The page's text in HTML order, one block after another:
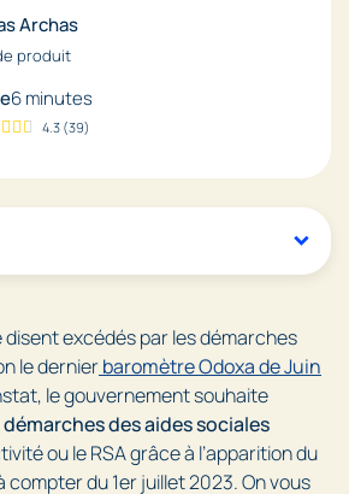
Archas
produit
6 minutes
4.3 (39)
disent excédés par les démarches
le dernierbaromètre Odoxa de Juin
le gouvernement souhaite
des aides sociales
ou le RSA grâce à l’apparition du
compter du 1er juillet 2023. On vous